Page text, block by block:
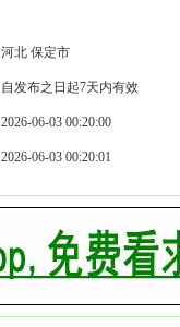
河北 保定市
自发布之日起7天内有效
2026-06-03 00:20:00
2026-06-03 00:20:01